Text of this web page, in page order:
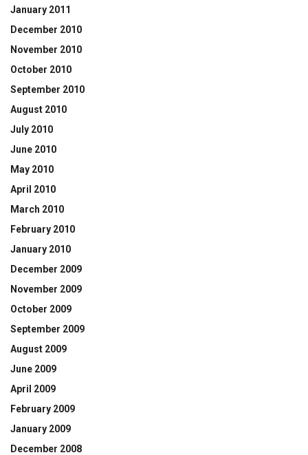
January 2011
December 2010
November 2010
October 2010
September 2010
August 2010
July 2010
June 2010
May 2010
April 2010
March 2010
February 2010
January 2010
December 2009
November 2009
October 2009
September 2009
August 2009
June 2009
April 2009
February 2009
January 2009
December 2008